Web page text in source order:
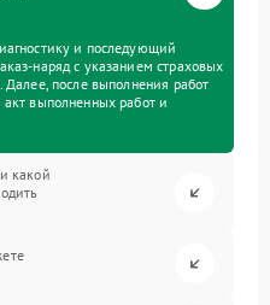
и последующий
наряд с указанием страховых
Далее, после выполнения работ
выполненных работ и
какой